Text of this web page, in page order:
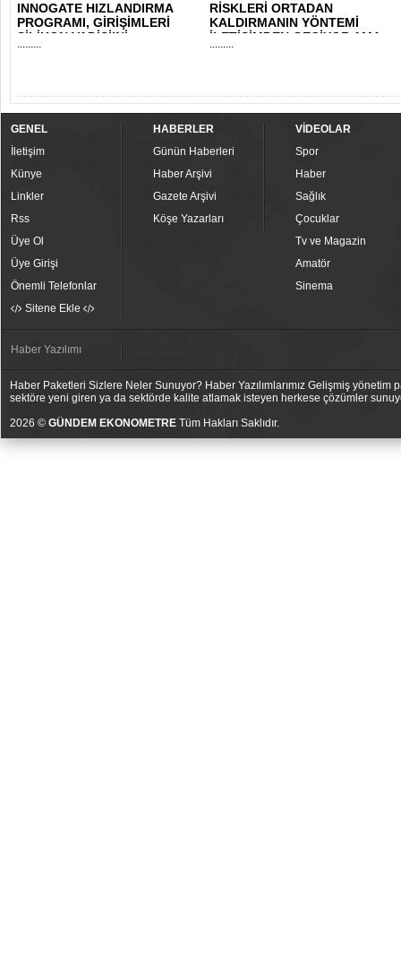
INNOGATE HIZLANDIRMA
PROGRAMI, GİRİŞİMLERİ
SİLİKON VADİSİ’Nİ..
.........
RİSKLERİ ORTADAN
KALDIRMANIN YÖNTEMİ
İLETİŞİMDEN GEÇİYOR AMA..
.........
GENEL
İletişim
Künye
Linkler
Rss
Üye Ol
Üye Girişi
Önemli Telefonlar
Sitene Ekle
HABERLER
Günün Haberleri
Haber Arşivi
Gazete Arşivi
Köşe Yazarları
VİDEOLAR
Spor
Haber
Sağlık
Çocuklar
Tv ve Magazin
Amatör
Sinema
Haber Yazılımı
Haber Paketleri Sizlere Neler Sunuyor? Haber Yazılımlarımız Gelişmiş
sektöre yeni giren ya da sektörde kalite atlamak isteyen herkese çözümler
2026 © GÜNDEM EKONOMETRE Tüm Hakları Saklıdır.